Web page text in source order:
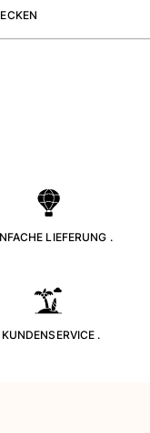
LIEFERUNG .
KUNDENSERVICE .